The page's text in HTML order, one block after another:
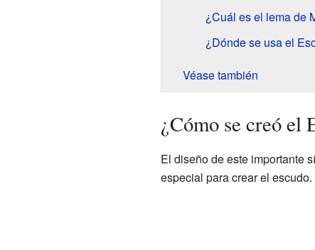
¿Cuál es el lema de
¿Dónde se usa el
Véase también
¿Cómo se creó el
El diseño de este importante
especial para crear el